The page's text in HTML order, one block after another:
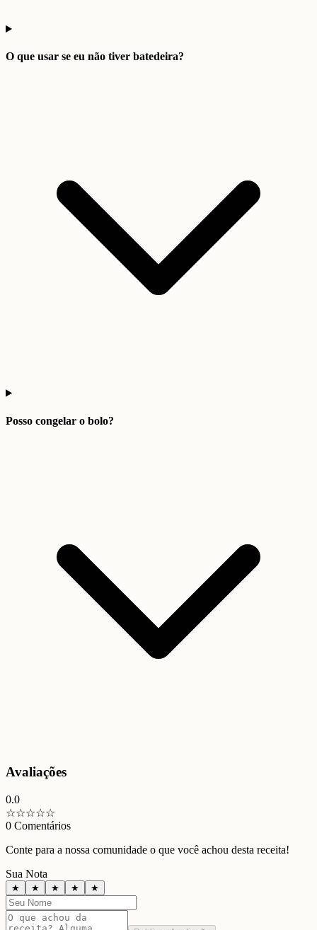
O que usar se eu não tiver batedeira?
Posso congelar o bolo?
Avaliações
0.0
☆☆☆☆☆
0 Comentários
Conte para a nossa comunidade o que você achou desta receita!
Sua Nota
★ ★ ★ ★ ★